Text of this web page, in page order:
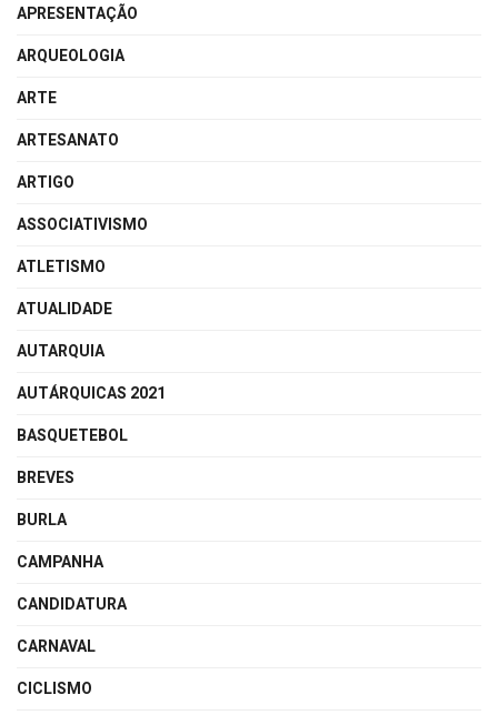
APRESENTAÇÃO
ARQUEOLOGIA
ARTE
ARTESANATO
ARTIGO
ASSOCIATIVISMO
ATLETISMO
ATUALIDADE
AUTARQUIA
AUTÁRQUICAS 2021
BASQUETEBOL
BREVES
BURLA
CAMPANHA
CANDIDATURA
CARNAVAL
CICLISMO